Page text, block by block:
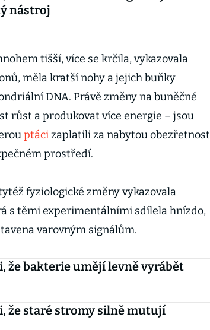
nástroj
tišší, více se krčila, vykazovala
měla kratší nohy a jejich buňky
DNA. Právě změny na buněčné
růst a produkovat více energie – jsou
ptácizaplatili za nabytou obezřetnost
prostředí.
fyziologické změny vykazovala
s těmi experimentálními sdílela hnízdo,
varovným signálům.
že bakterie umějí levně vyrábět
že staré stromy silně mutují